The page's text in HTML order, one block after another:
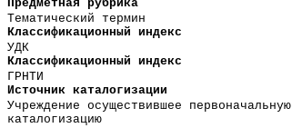
Предметная рубрика
Тематический термин
Классификационный индекс
УДК
Классификационный индекс
ГРНТИ
Источник каталогизации
Учреждение осуществившее первоначальную
каталогизацию